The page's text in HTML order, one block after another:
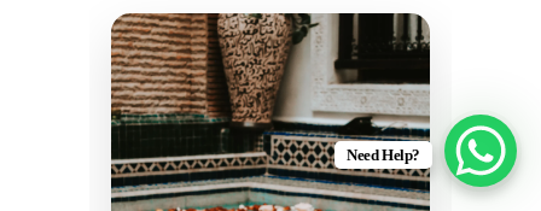
Need Help?